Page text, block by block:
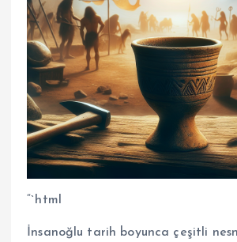
“`html
İnsanoğlu tarih boyunca çeşitli